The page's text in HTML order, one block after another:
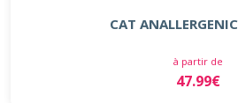
CAT
à partir de
47.99€